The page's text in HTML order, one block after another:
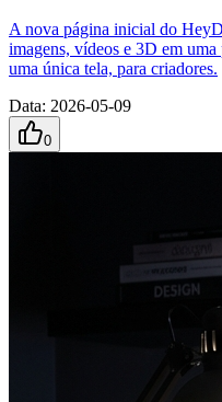
A nova página inicial do
imagens, vídeos e 3D em
uma única tela, para criadores.
Data: 2026-05-09
0